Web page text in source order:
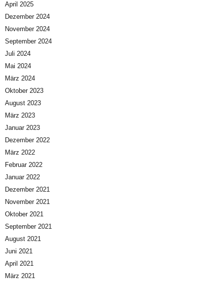
April 2025
Dezember 2024
November 2024
September 2024
Juli 2024
Mai 2024
März 2024
Oktober 2023
August 2023
März 2023
Januar 2023
Dezember 2022
März 2022
Februar 2022
Januar 2022
Dezember 2021
November 2021
Oktober 2021
September 2021
August 2021
Juni 2021
April 2021
März 2021